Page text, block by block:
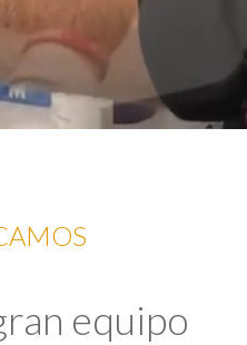
equipo